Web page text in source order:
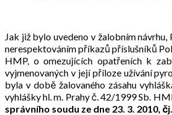
Jak již bylo uvedeno v žalobním návrhu,
nerespektováním příkazů příslušníků
HMP, o omezujících opatřeních k
vyjmenovaných v její příloze užívání
byla v době žalovaného zásahu
vyhlášky hl. m. Prahy č. 42/1999 Sb.
správního soudu ze dne 23. 3. 2010,